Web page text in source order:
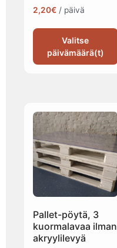
2,20€ / päivä
Valitse
päivämäärä(t)
Pallet-pöytä, 3
kuormalavaa ilman
akryylilevyä